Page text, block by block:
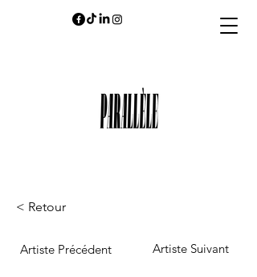
< Retour
Artiste Précédent Artiste Suivant